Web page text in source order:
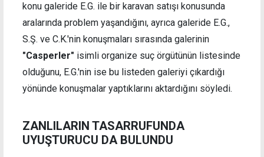
konu galeride E.G. ile bir karavan satışı konusunda
aralarında problem yaşandığını, ayrıca galeride E.G.,
S.Ş. ve C.K.'nin konuşmaları sırasında galerinin
"Casperler" isimli organize suç örgütünün listesinde
olduğunu, E.G.'nin ise bu listeden galeriyi çıkardığı
yönünde konuşmalar yaptıklarını aktardığını söyledi.
ZANLILARIN TASARRUFUNDA
UYUŞTURUCU DA BULUNDU